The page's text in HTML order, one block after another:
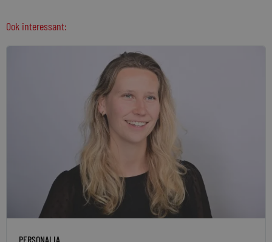
Ook interessant:
PERSONALIA